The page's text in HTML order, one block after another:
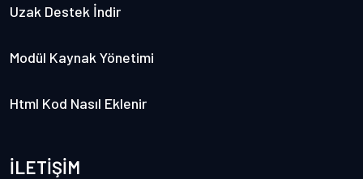
Uzak Destek İndir
Modül Kaynak Yönetimi
Html Kod Nasıl Eklenir
İLETİŞİM